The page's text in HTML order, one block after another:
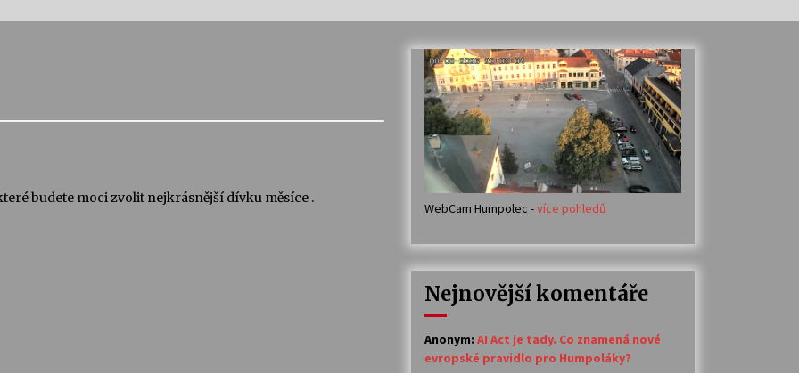
Veselí muzikanti
30. 7. 2026
Votavžatský ploty
23. 7. 2026
14. 7. 2026
30. 6. 2026
budete moci zvolit nejkrásnější dívku měsíce .
WebCam Humpolec -více pohledů
Nejnovější komentáře
Anonym: AI Act je tady. Co znamená nové
evropské pravidlo pro Humpoláky?